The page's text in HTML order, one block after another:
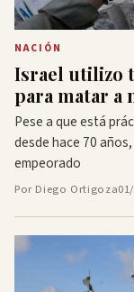
NACIÓN
Israel utilizo
para matar a
Pese a que está
desde hace 70
empeorado
Por Diego Ortigoza